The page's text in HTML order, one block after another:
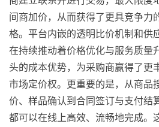
间商加价，从而获得了更具竞争力
格。平台内嵌的透明比价机制和供
在持续推动着价格优化与服务质量
头的成本优势，为采购商赢得了更
市场定价权。更重要的是，从商品
价、样品确认到合同签订与支付结
都可以在线上高效、流畅地完成。